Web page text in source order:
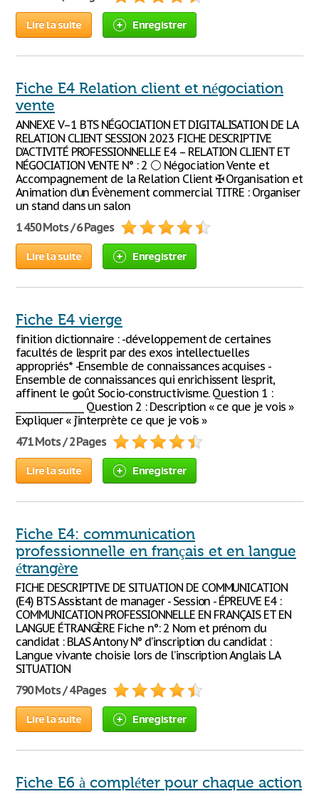
Lire la suite Enregistrer
Fiche E4 Relation client et négociation
vente
ANNEXE V–1 BTS NÉGOCIATION ET DIGITALISATION DE LA
RELATION CLIENT SESSION 2023 FICHE DESCRIPTIVE
D’ACTIVITÉ PROFESSIONNELLE E4 – RELATION CLIENT ET
NÉGOCIATION VENTE N° : 2 ⚪ Négociation Vente et
Accompagnement de la Relation Client ✠ Organisation et
Animation d’un Évènement commercial TITRE : Organiser
un stand dans un salon
1 450 Mots / 6 Pages
Lire la suite Enregistrer
Fiche E4 vierge
finition dictionnaire : -développement de certaines
facultés de l’esprit par des exos intellectuelles
appropriés* -Ensemble de connaissances acquises -
Ensemble de connaissances qui enrichissent l’esprit,
affinent le goût Socio-constructivisme. Question 1 :
________________ Question 2 : Description « ce que je vois »
Expliquer « j’interprète ce que je vois »
471 Mots / 2 Pages
Lire la suite Enregistrer
Fiche E4: communication
professionnelle en français et en langue
étrangère
FICHE DESCRIPTIVE DE SITUATION DE COMMUNICATION
(E4) BTS Assistant de manager - Session - ÉPREUVE E4 :
COMMUNICATION PROFESSIONNELLE EN FRANÇAIS ET EN
LANGUE ÉTRANGÈRE Fiche n°: 2 Nom et prénom du
candidat : BLAS Antony N° d’inscription du candidat :
Langue vivante choisie lors de l’inscription Anglais LA
SITUATION
790 Mots / 4 Pages
Lire la suite Enregistrer
Fiche E6 à compléter pour chaque action